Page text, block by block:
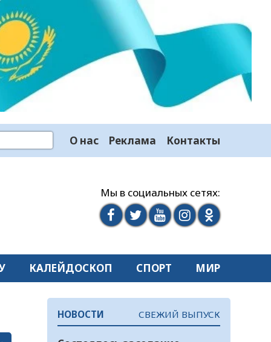
О нас Реклама Контакты
Мы в социальных сетях:
КАЛЕЙДОСКОП СПОРТ МИР
НОВОСТИ СВЕЖИЙ ВЫПУСК